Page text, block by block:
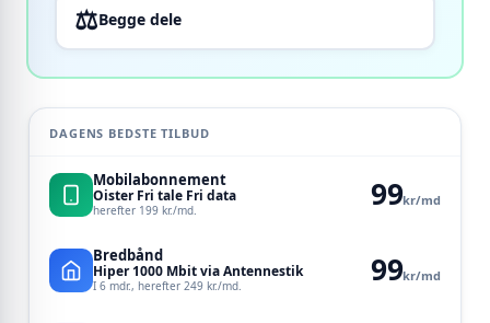
⚖️Begge dele
DAGENS BEDSTE TILBUD
Mobilabonnement
Oister Fri tale Fri data
herefter 199 kr./md. 99kr/md
Bredbånd
Hiper 1000 Mbit via Antennestik
I 6 mdr., herefter 249 kr./md. 99kr/md